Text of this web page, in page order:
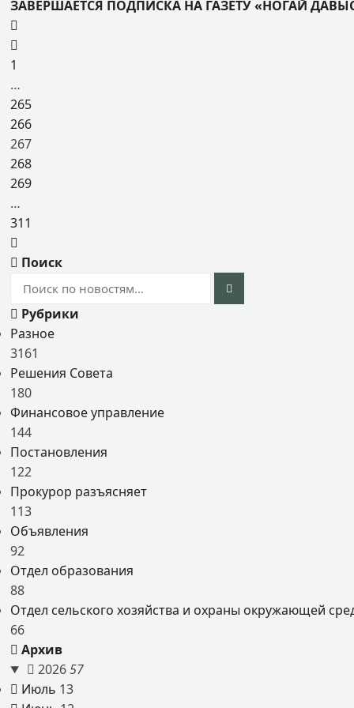
ЗАВЕРШАЕТСЯ ПОДПИСКА НА ГАЗЕТУ «НОГАЙ
1
…
265
266
267
268
269
…
311
Поиск
Рубрики
Разное
3161
Решения Совета
180
Финансовое управление
144
Постановления
122
Прокурор разъясняет
113
Объявления
92
Отдел образования
88
Отдел сельского хозяйства и охраны окружающей
66
Архив
202657
Июль 13